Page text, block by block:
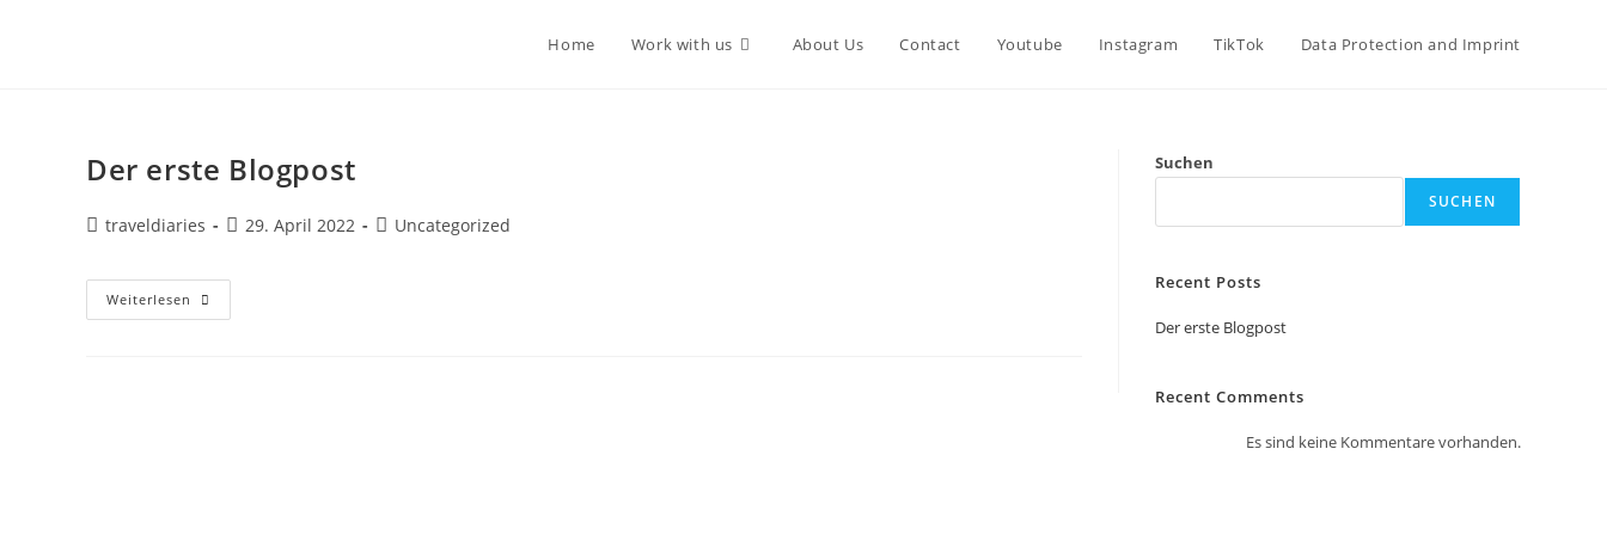
Home Work with us About Us Contact Youtube Instagram TikTok Data Protection and Imprint
Der erste Blogpost
Beitrags-
traveldiaries
Beitrag
29. April 2022
Beitrags-
Uncategorized
Weiterlesen Der
Erste
Suchen
SUCHEN
Recent Posts
Der erste Blogpost
Recent Comments
Es sind keine Kommentare vorhanden.